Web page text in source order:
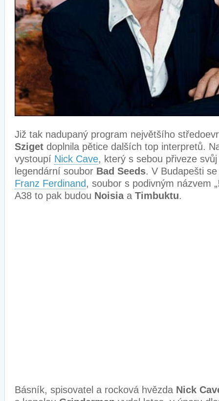
Již tak nadupaný program největšího
Sziget doplnila pětice dalších top interpretů.
vystoupí Nick Cave, který s sebou přiveze
legendární soubor Bad Seeds. V Budapešti
Franz Ferdinand , soubor s podivným názvem „
A38 to pak budou Noisiaa Timbuktu.
Básník, spisovatel a rocková hvězda Nick